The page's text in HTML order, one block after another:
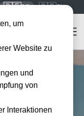
🇩🇪DE 🇬🇧EN
um
Website zu
und
von
Interaktionen